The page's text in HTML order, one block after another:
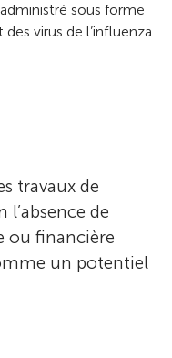
sous forme
virus de l’influenza
travaux de
de
ou financière
un potentiel